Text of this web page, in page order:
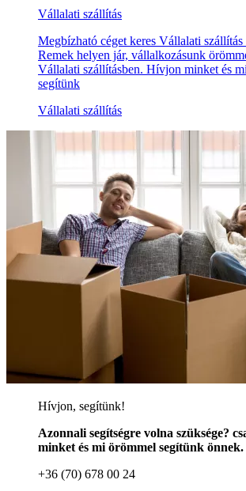
Vállalati szállítás
Megbízható céget keres Vállalati szállítás
Remek helyen jár, vállalkozásunk
Vállalati szállításben. Hívjon minket és
segítünk
Vállalati szállítás
Hívjon, segítünk!
Azonnali segítségre volna szüksége?
minket és mi örömmel segítünk önnek.
+36 (70) 678 00 24